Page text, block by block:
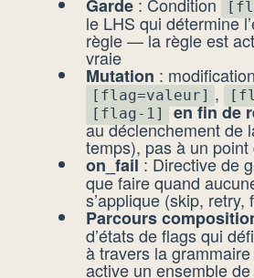
Garde : Condition
le LHS qui détermine
règle — la règle est
vraie
Mutation :
[flag=valeur] ,
[flag-1] en fin de
au déclenchement de
temps), pas à un
on_fail : Directive de
que faire quand
s’applique (skip, retry,
Parcours
d’états de flags qui
à travers la
active un ensemble